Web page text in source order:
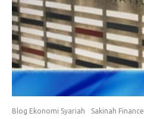
Blog Ekonomi Syariah Sakinah Finance